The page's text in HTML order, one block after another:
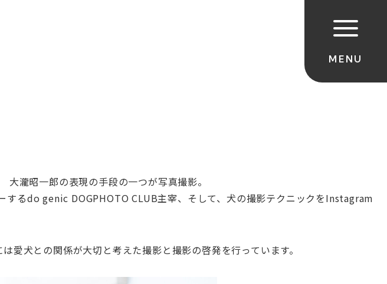
瀧昭一郎の表現の手段の一つが写真撮影。
るdo genic DOGPHOTO CLUB主宰、そして、犬の撮影テクニックをInstagram
犬との関係が大切と考えた撮影と撮影の啓発を行っています。